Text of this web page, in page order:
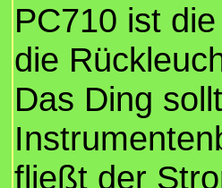
РС710 ist
die
Das Ding
fließt der